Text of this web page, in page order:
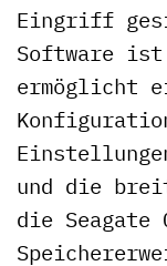
Eingriff
Software
ermöglicht
und die
die Seagate